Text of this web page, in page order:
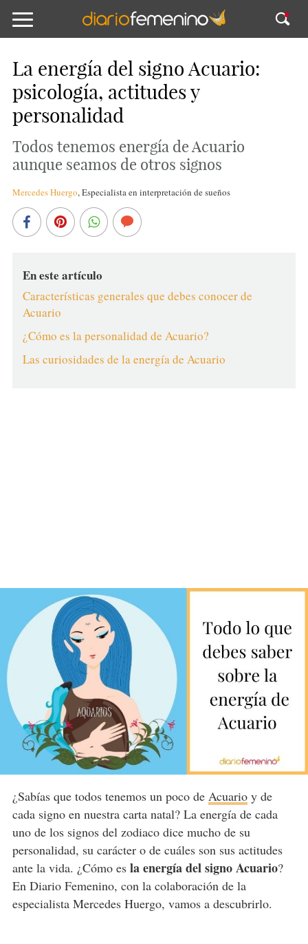
La energía del signo Acuario:
psicología, actitudes y
personalidad
Todos tenemos energía de Acuario
aunque seamos de otros signos
Mercedes Huergo,Especialista en interpretación de sueños
En este artículo
Características generales que debes conocer de
Acuario
¿Cómo es la personalidad de Acuario?
Las curiosidades de la energía de Acuario
¿Sabías que todos tenemos un poco de Acuarioy de
cada signo en nuestra carta natal? La energía de cada
uno de los signos del zodiaco dice mucho de su
personalidad, su carácter o de cuáles son sus actitudes
ante la vida. ¿Cómo es la energía del signo Acuario?
En Diario Femenino, con la colaboración de la
especialista Mercedes Huergo, vamos a descubrirlo.